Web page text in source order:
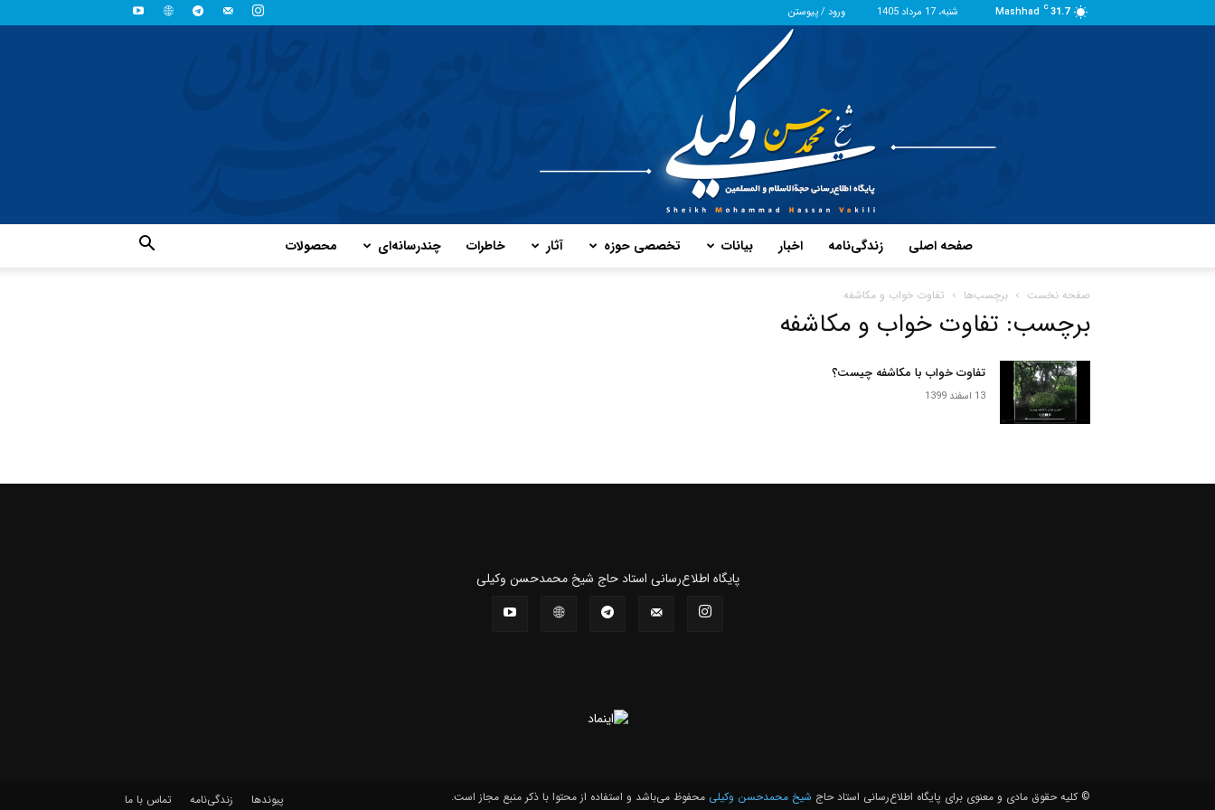
31.7
C
Mashhad شنبه، 17 مرداد 1405 ورود / پیوستن
صفحه اصلی زندگی‌نامه اخبار بیانات تخصصی حوزه آثار خاطرات چند‌رسانه‌ای محصولات
صفحه نخست برچسب‌ها تفاوت خواب و مکاشفه
برچسب: تفاوت خواب و مکاشفه
تفاوت خواب با مکاشفه چیست؟
13 اسفند 1399
پايگاه اطلاع‌رسانی استاد حاج شیخ محمدحسن وکیلی
پیوندها زندگی‌نامه تماس با ما © کلیه حقوق مادی و معنوی برای پايگاه اطلاع‌رسانی استاد حاج شیخ محمدحسن وکیلی محفوظ می‌باشد و استفاده از محتوا با ذکر منبع مجاز است.